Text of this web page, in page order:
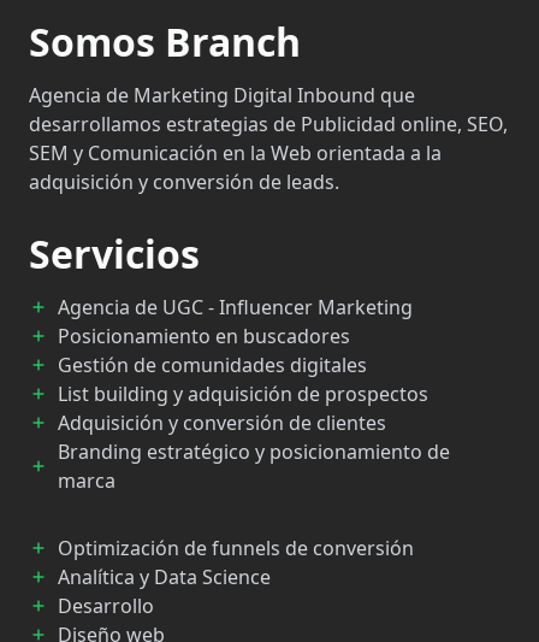
Somos Branch
Agencia de Marketing Digital Inbound que
desarrollamos estrategias de Publicidad online, SEO,
SEM y Comunicación en la Web orientada a la
adquisición y conversión de leads.
Servicios
Agencia de UGC - Influencer Marketing
Posicionamiento en buscadores
Gestión de comunidades digitales
List building y adquisición de prospectos
Adquisición y conversión de clientes
Branding estratégico y posicionamiento de
marca
Optimización de funnels de conversión
Analítica y Data Science
Desarrollo
Diseño web